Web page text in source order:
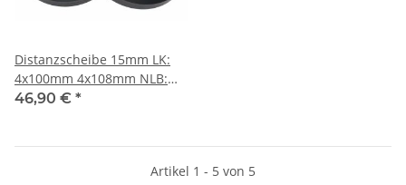
Distanzscheibe 15mm LK:
4x100mm 4x108mm NLB:
57,1mm - mit
46,90 € *
Artikel 1 - 5 von 5